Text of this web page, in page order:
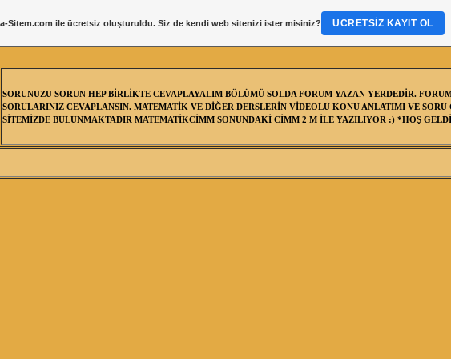
SORUNUZU SORUN HEP BİRLİKTE CEVAPLAYALIM BÖLÜMÜ SOLDA FORUM YAZAN YERDEDİR.
SORULARINIZ CEVAPLANSIN. MATEMATİK VE DİĞER DERSLERİN VİDEOLU KONU ANLATIMI VE
SİTEMİZDE BULUNMAKTADIR MATEMATİKCİMM SONUNDAKİ CİMM 2 M İLE YAZILIYOR :) *HOŞ
Sitem.com ile ücretsiz oluşturuldu. Siz de kendi web sitenizi ister misiniz? ÜCRETSIZ KAYIT OL